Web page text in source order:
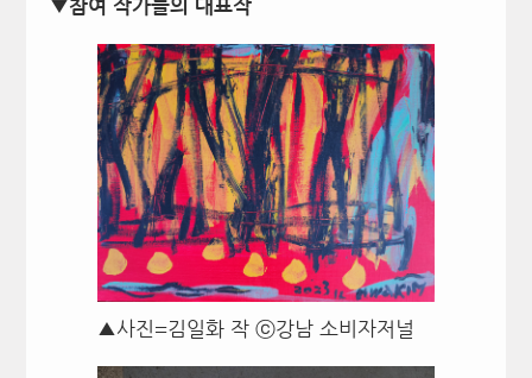
▼참여 작가들의 대표작
▲사진=김일화 작 ⓒ강남 소비자저널